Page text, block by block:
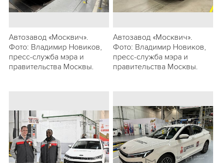
Автозавод «Москвич».
Фото: Владимир Новиков,
пресс-служба мэра и
правительства Москвы.
Автозавод «Москвич».
Фото: Владимир Новиков,
пресс-служба мэра и
правительства Москвы.